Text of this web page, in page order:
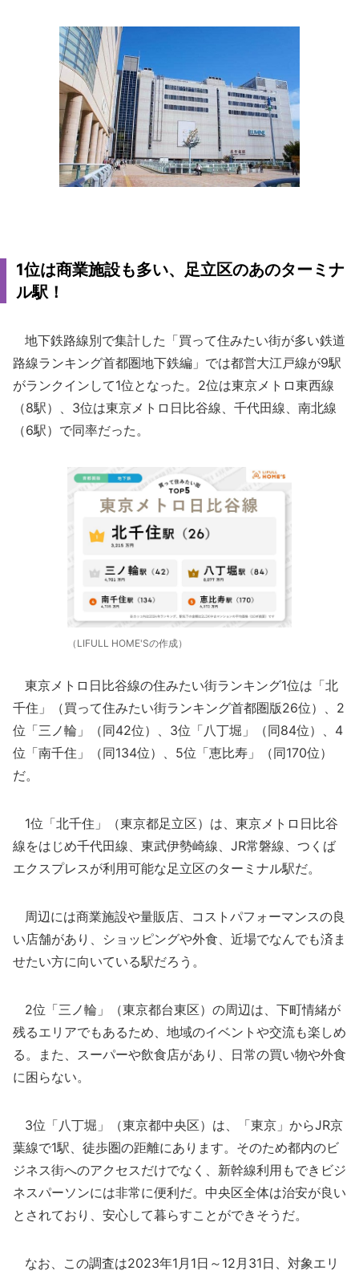
1位は商業施設も多い、足立区のあのターミナ
ル駅！
地下鉄路線別で集計した「買って住みたい街が多い鉄道
路線ランキング首都圏地下鉄編」では都営大江戸線が9駅
がランクインして1位となった。2位は東京メトロ東西線
（8駅）、3位は東京メトロ日比谷線、千代田線、南北線
（6駅）で同率だった。
（LIFULL HOME'Sの作成）
東京メトロ日比谷線の住みたい街ランキング1位は「北
千住」（買って住みたい街ランキング首都圏版26位）、2
位「三ノ輪」（同42位）、3位「八丁堀」（同84位）、4
位「南千住」（同134位）、5位「恵比寿」（同170位）
だ。
1位「北千住」（東京都足立区）は、東京メトロ日比谷
線をはじめ千代田線、東武伊勢崎線、JR常磐線、つくば
エクスプレスが利用可能な足立区のターミナル駅だ。
周辺には商業施設や量販店、コストパフォーマンスの良
い店舗があり、ショッピングや外食、近場でなんでも済ま
せたい方に向いている駅だろう。
2位「三ノ輪」（東京都台東区）の周辺は、下町情緒が
残るエリアでもあるため、地域のイベントや交流も楽しめ
る。また、スーパーや飲食店があり、日常の買い物や外食
に困らない。
3位「八丁堀」（東京都中央区）は、「東京」からJR京
葉線で1駅、徒歩圏の距離にあります。そのため都内のビ
ジネス街へのアクセスだけでなく、新幹線利用もできビジ
ネスパーソンには非常に便利だ。中央区全体は治安が良い
とされており、安心して暮らすことができそうだ。
なお、この調査は2023年1月1日～12月31日、対象エリ